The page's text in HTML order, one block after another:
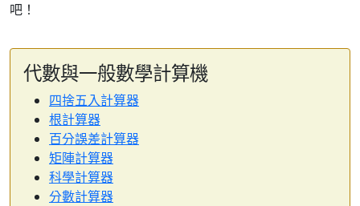
吧！
代數與一般數學計算機
四捨五入計算器
根計算器
百分誤差計算器
矩陣計算器
科學計算器
分數計算器